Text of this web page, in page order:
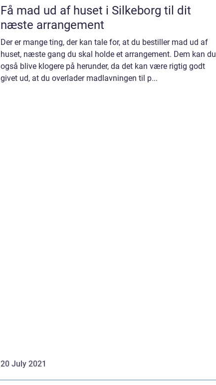
Få mad ud af huset i Silkeborg til dit
næste arrangement
Der er mange ting, der kan tale for, at du bestiller mad ud af
huset, næste gang du skal holde et arrangement. Dem kan du
også blive klogere på herunder, da det kan være rigtig godt
givet ud, at du overlader madlavningen til p...
20 July 2021